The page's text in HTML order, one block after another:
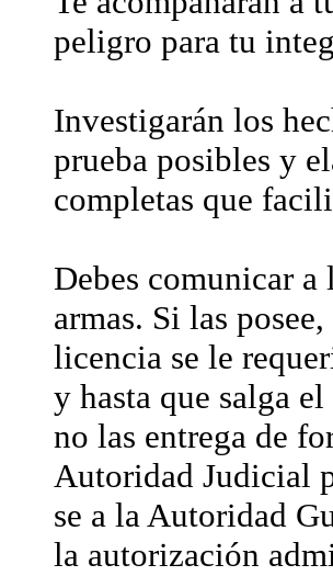
peligro para tu
Investigarán los
prueba posibles y
completas que
Debes comunicar a
armas. Si las
licencia se le
y hasta que salga
no las entrega de
Autoridad Judicial
se a la Autoridad
la autorización